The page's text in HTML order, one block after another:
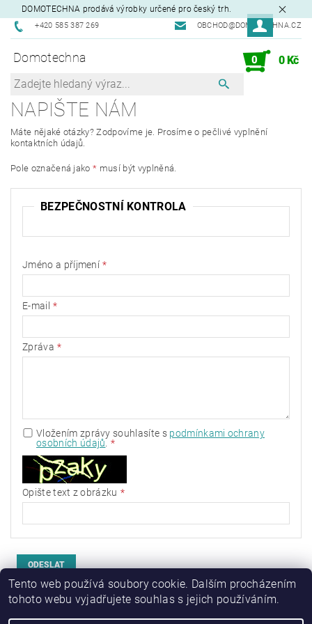
DOMOTECHNA prodává výrobky určené pro český trh.
+420 585 387 269 OBCHOD@DOMOTECHNA.CZ
Domotechna 0 0 Kč
NAPIŠTE NÁM
Máte nějaké otázky? Zodpovíme je. Prosíme o pečlivé vyplnění
kontaktních údajů.
Pole označená jako* musí být vyplněná.
BEZPEČNOSTNÍ KONTROLA
Jméno a příjmení
E-mail
Zpráva
Vložením zprávy souhlasíte s podmínkami ochrany
osobních údajů
Opište text z obrázku
Náhradní díly Kvart-cz
Tento web používá soubory cookie. Dalším procházením
tohoto webu vyjadřujete souhlas s jejich používáním.